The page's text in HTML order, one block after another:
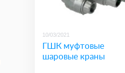
10/03/2021
ГШК муфтовые
шаровые краны